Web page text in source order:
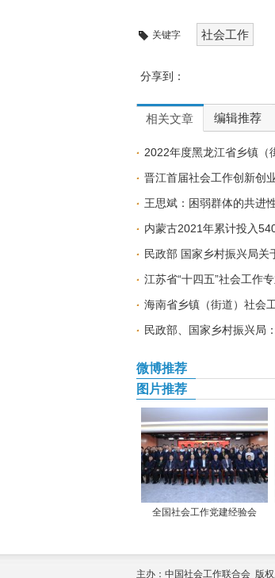
关键字 社会工作
分享到：
相关文章 编辑推荐
2022年度黑龙江省乡镇（
晋江首届社会工作创新创
王思斌：困弱群体的共进
内蒙古2021年累计投入
民政部 国家乡村振兴局关
江苏省“十四五”社会工作
海南省乡镇（街道）社会
民政部、国家乡村振兴局
微博推荐
图片推荐
全国社会工作党建经验会
主办：中国社会工作联合会 版